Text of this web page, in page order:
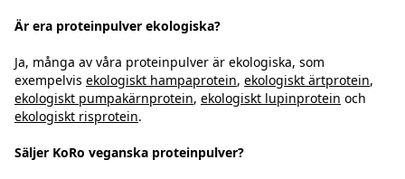
Är era proteinpulver ekologiska?
Ja, många av våra proteinpulver är ekologiska, som
exempelvis ekologiskt hampaprotein, ekologiskt ärtprotein,
ekologiskt pumpakärnprotein, ekologiskt lupinprotein och
ekologiskt risprotein.
Säljer KoRo veganska proteinpulver?